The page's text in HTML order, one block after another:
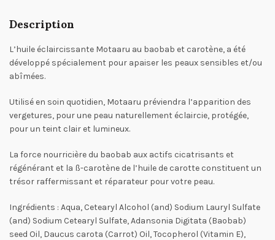
Description
L’huile éclaircissante Motaaru au baobab et carotène, a été
développé spécialement pour apaiser les peaux sensibles et/ou
abîmées.
Utilisé en soin quotidien, Motaaru préviendra l’apparition des
vergetures, pour une peau naturellement éclaircie, protégée,
pour un teint clair et lumineux.
La force nourricière du baobab aux actifs cicatrisants et
régénérant et la ß-carotène de l’huile de carotte constituent un
trésor raffermissant et réparateur pour votre peau.
Ingrédients : Aqua, Cetearyl Alcohol (and) Sodium Lauryl Sulfate
(and) Sodium Cetearyl Sulfate, Adansonia Digitata (Baobab)
seed Oil, Daucus carota (Carrot) Oil, Tocopherol (Vitamin E),